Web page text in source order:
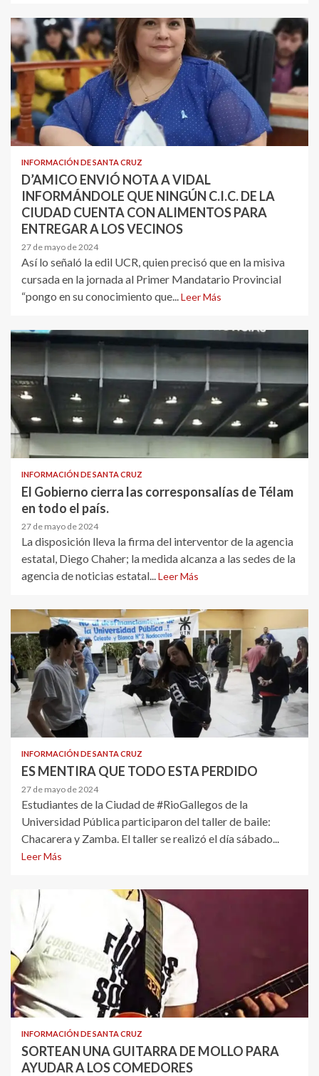
INFORMACIÓN DE SANTA CRUZ
D’AMICO ENVIÓ NOTA A VIDAL
INFORMÁNDOLE QUE NINGÚN C.I.C. DE LA
CIUDAD CUENTA CON ALIMENTOS PARA
ENTREGAR A LOS VECINOS
27 de mayo de 2024
Así lo señaló la edil UCR, quien precisó que en la misiva
cursada en la jornada al Primer Mandatario Provincial
“pongo en su conocimiento que...Leer Más
INFORMACIÓN DE SANTA CRUZ
El Gobierno cierra las corresponsalías de Télam
en todo el país.
27 de mayo de 2024
La disposición lleva la firma del interventor de la agencia
estatal, Diego Chaher; la medida alcanza a las sedes de la
agencia de noticias estatal...Leer Más
INFORMACIÓN DE SANTA CRUZ
ES MENTIRA QUE TODO ESTA PERDIDO
27 de mayo de 2024
Estudiantes de la Ciudad de #RioGallegos de la
Universidad Pública participaron del taller de baile:
Chacarera y Zamba. El taller se realizó el día sábado...
Leer Más
INFORMACIÓN DE SANTA CRUZ
SORTEAN UNA GUITARRA DE MOLLO PARA
AYUDAR A LOS COMEDORES